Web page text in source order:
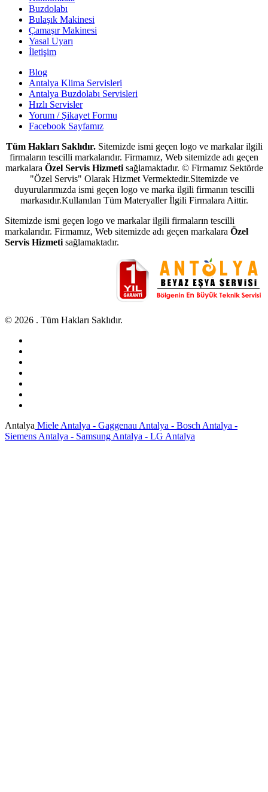
Buzdolabı
Bulaşık Makinesi
Çamaşır Makinesi
Yasal Uyarı
İletişim
Blog
Antalya Klima Servisleri
Antalya Buzdolabı Servisleri
Hızlı Servisler
Yorum / Şikayet Formu
Facebook Sayfamız
Tüm Hakları Saklıdır. Sitemizde ismi geçen logo ve markalar ilgili
firmaların tescilli markalarıdır. Firmamız, Web sitemizde adı geçen
markalara Özel Servis Hizmetisağlamaktadır. © Firmamız Sektörde
"Özel Servis" Olarak Hizmet Vermektedir.Sitemizde ve
duyurularımızda ismi geçen logo ve marka ilgili firmanın tescilli
markasıdır.Kullanılan Tüm Materyaller İlgili Firmalara Aittir.
Sitemizde ismi geçen logo ve markalar ilgili firmaların tescilli
markalarıdır. Firmamız, Web sitemizde adı geçen markalara Özel
Servis Hizmeti sağlamaktadır.
© 2026 . Tüm Hakları Saklıdır.
Antalya Miele Antalya - Gaggenau Antalya - Bosch Antalya -
Siemens Antalya - Samsung Antalya - LG Antalya